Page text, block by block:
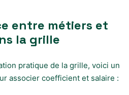
entre métiers et
la grille
pratique de la grille, voici un
associer coefficient et salaire :